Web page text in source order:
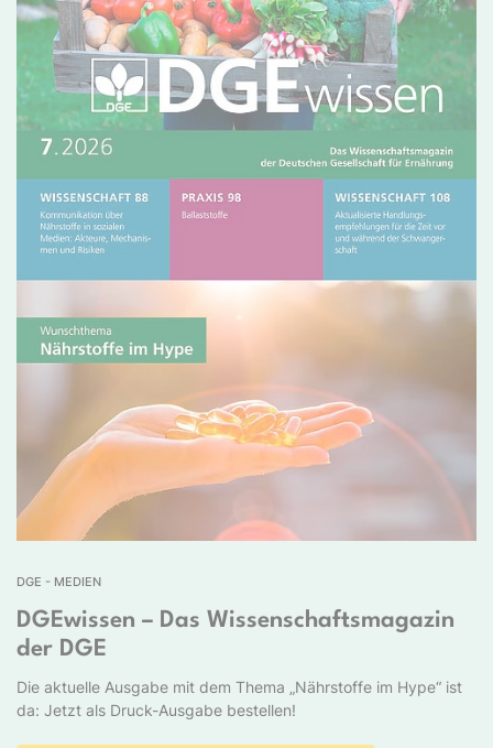
DGE - MEDIEN
DGEwissen – Das Wissenschaftsmagazin
der DGE
Die aktuelle Ausgabe mit dem Thema „Nährstoffe im Hype“ ist
da: Jetzt als Druck-Ausgabe bestellen!